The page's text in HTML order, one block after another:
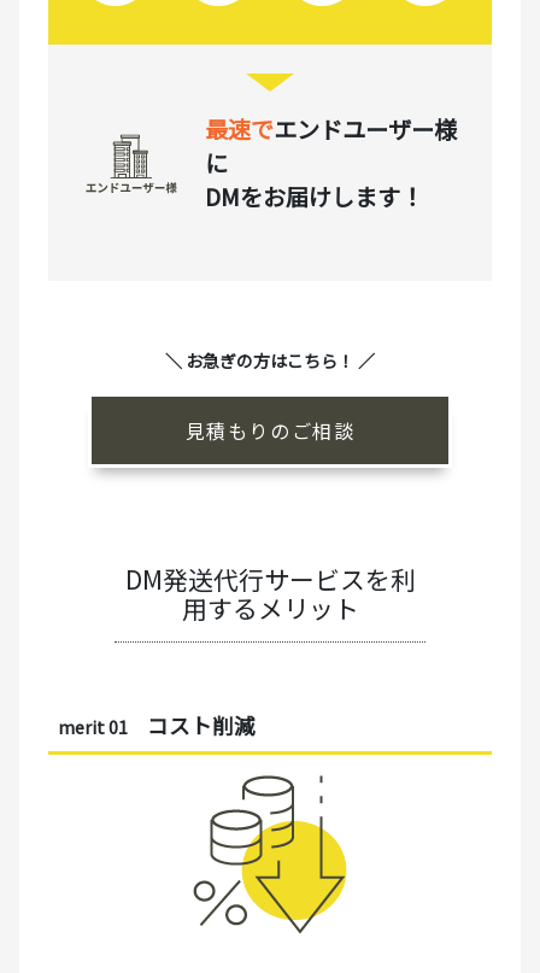
最速でエンドユーザー様
に
DMをお届けします！
＼ お急ぎの方はこちら！ ／
見積もりのご相談
DM発送代行サービスを利
用するメリット
merit 01 コスト削減